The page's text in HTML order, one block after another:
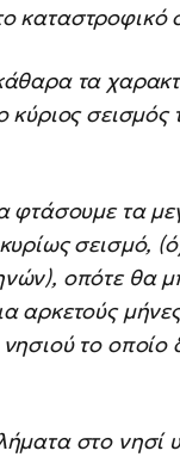
τα
κύριος
φτάσουμε τα
σεισμό,
οπότε θα
αρκετούς
το οποίο
στο νησί